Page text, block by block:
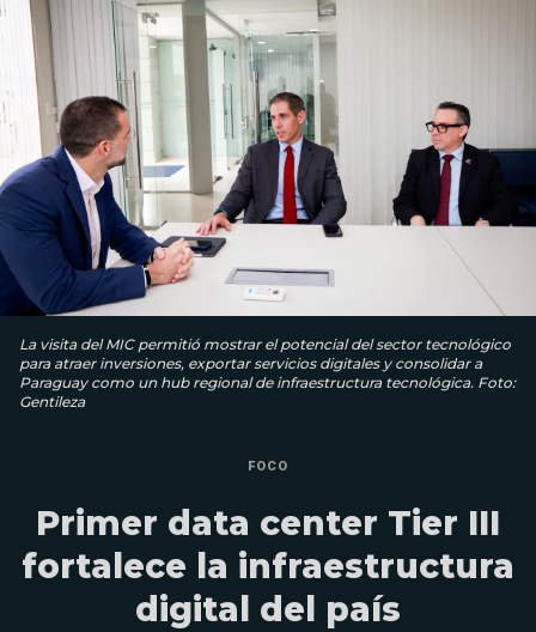
La visita del MIC permitió mostrar el potencial del sector tecnológico
para atraer inversiones, exportar servicios digitales y consolidar a
Paraguay como un hub regional de infraestructura tecnológica. Foto:
Gentileza
FOCO
Primer data center Tier III
fortalece la infraestructura
digital del país